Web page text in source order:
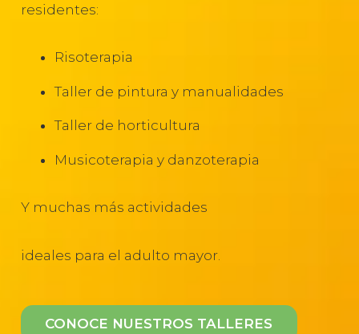
residentes:
Risoterapia
Taller de pintura y manualidades
Taller de horticultura
Musicoterapia y danzoterapia
Y muchas más actividades
ideales para el adulto mayor.
CONOCE NUESTROS TALLERES